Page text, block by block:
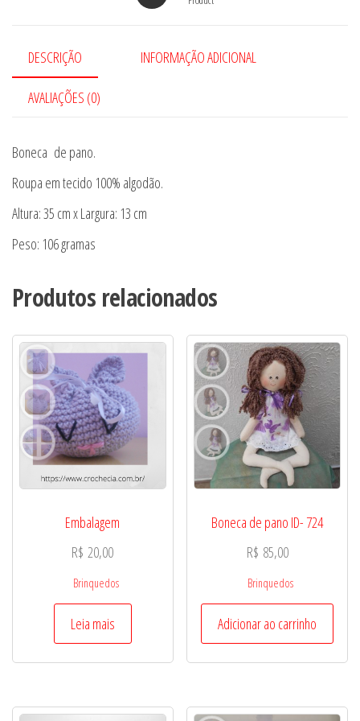
DESCRIÇÃO INFORMAÇÃO ADICIONAL
AVALIAÇÕES (0)
Boneca de pano.
Roupa em tecido 100% algodão.
Altura: 35 cm x Largura: 13 cm
Peso: 106 gramas
Produtos relacionados
Embalagem
R$ 20,00
Brinquedos
Leia mais
Boneca de pano ID- 724
R$ 85,00
Brinquedos
Adicionar ao carrinho